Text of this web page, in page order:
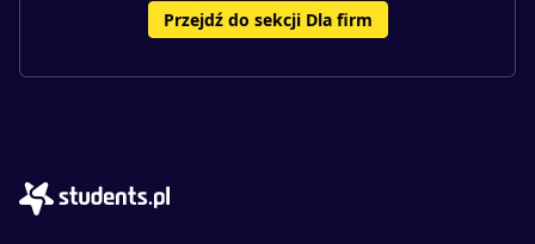
Przejdź do sekcji Dla firm